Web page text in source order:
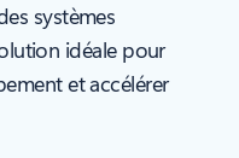
systèmes
idéale pour
et accélérer